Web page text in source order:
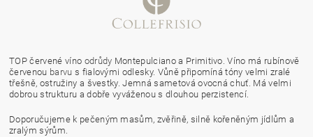
TOP červené víno odrůdy Montepulciano a Primitivo. Víno má rubínově
červenou barvu s fialovými odlesky. Vůně připomíná tóny velmi zralé
třešně, ostružiny a švestky. Jemná sametová ovocná chuť. Má velmi
dobrou strukturu a dobře vyváženou s dlouhou perzistencí.
Doporučujeme k pečeným masům, zvěřině, silně kořeněným jídlům a
zralým sýrům.